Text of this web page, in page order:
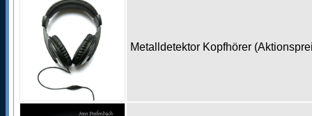
Metalldetektor Kopfhörer